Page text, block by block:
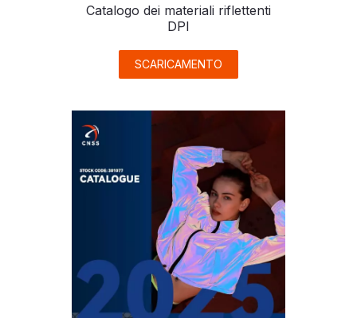
Catalogo dei materiali riflettenti
DPI
SCARICAMENTO